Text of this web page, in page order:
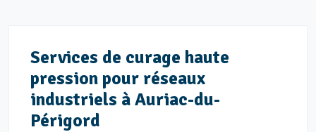
Services de curage haute
pression pour réseaux
industriels à Auriac-du-
Périgord